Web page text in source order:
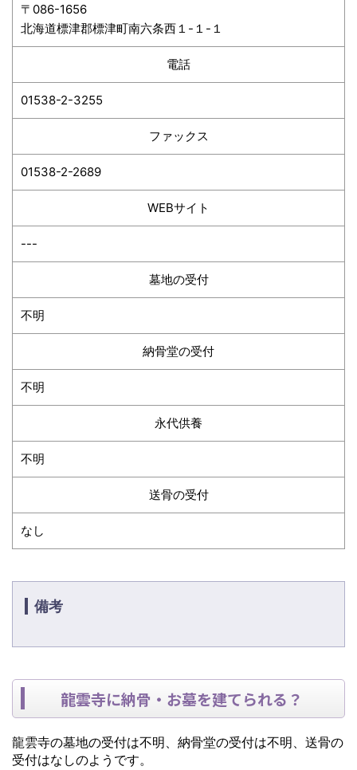
〒086-1656
北海道標津郡標津町南六条西１-１-１
電話
01538-2-3255
ファックス
01538-2-2689
WEBサイト
---
墓地の受付
不明
納骨堂の受付
不明
永代供養
不明
送骨の受付
なし
備考
龍雲寺に納骨・お墓を建てられる？
龍雲寺の墓地の受付は不明、納骨堂の受付は不明、送骨の
受付はなしのようです。